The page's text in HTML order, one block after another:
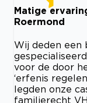
Matige
Roermond
Wij deden een
voor de door
‘erfenis
legden onze
familierecht